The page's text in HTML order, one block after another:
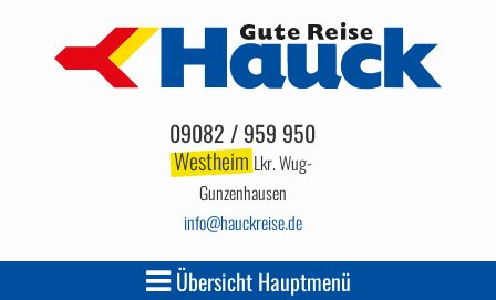
09082 / 959 950
WestheimLkr. Wug-
Gunzenhausen
info hauckreise.de
Übersicht Hauptmenü